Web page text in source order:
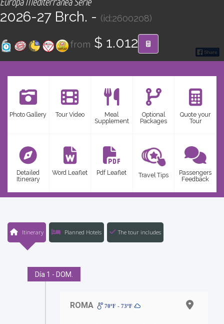
Find your Tour
2026-27 Brch. - (id:2600208)
from $ 1.012
Photo Gallery Tour Video
Meal
Supplement
Optional
Packages
Quote your
Tour
Detailed
Itinerary
Word Leaflet Pdf Leaflet Travel Tips
Passengers
Feedback
Itinerary Planned Hotels The tour includes
Día 1 - DOM.
ROMA 70ºF - 73ºF